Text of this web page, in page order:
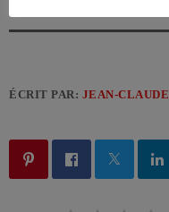
ÉCRIT PAR: JEAN-CLAUDE